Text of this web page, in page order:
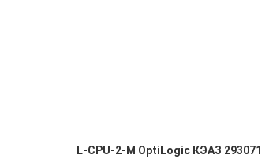
L-CPU-2-M OptiLogic КЭАЗ 293071